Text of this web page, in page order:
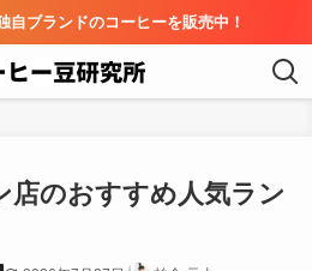
自ブランドのコーヒーを販売中！
店のおすすめ人気ラン